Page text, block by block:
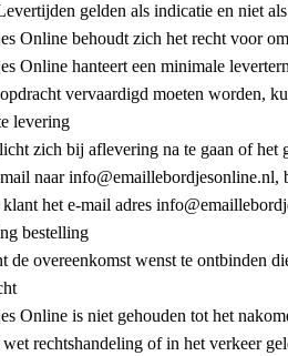
gelden als indicatie en niet
Online behoudt zich het recht voor
Online hanteert een minimale
vervaardigd moeten worden,
levering
zich bij aflevering na te gaan of het
naar
het e-mail adres
bestelling
de overeenkomst wenst te ontbinden
Online is niet gehouden tot het
rechtshandeling of in het verkeer